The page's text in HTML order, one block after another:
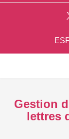
Gestion
lettres